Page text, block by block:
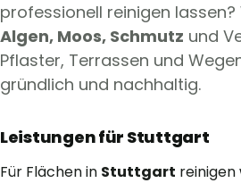
professionell reinigen
Algen, Moos, Schmutz und
Pflaster, Terrassen und
gründlich und nachhaltig.
Leistungen für Stuttgart
Für Flächen in Stuttgart reinigen